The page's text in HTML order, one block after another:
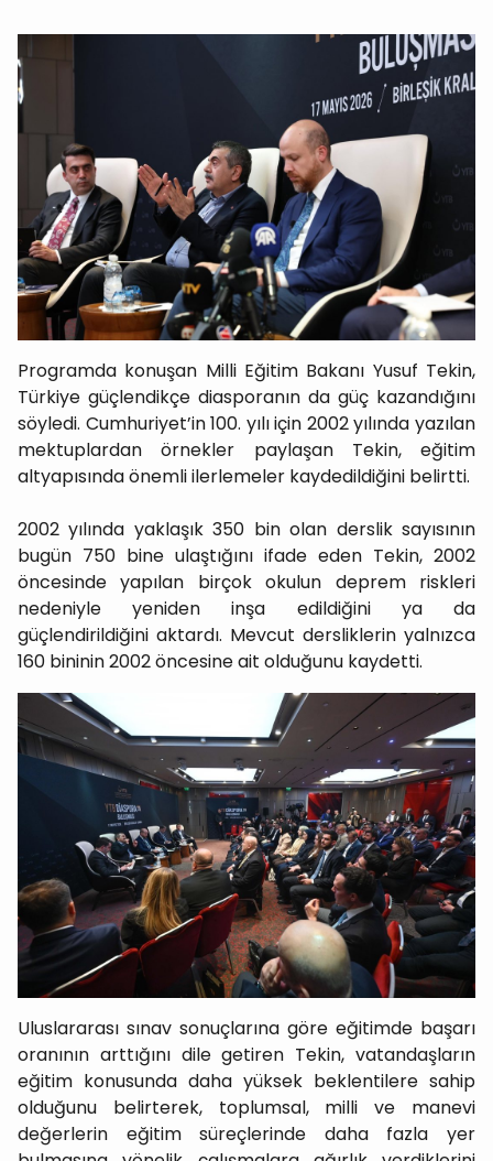
Programda konuşan Milli Eğitim Bakanı Yusuf Tekin,
Türkiye güçlendikçe diasporanın da güç kazandığını
söyledi. Cumhuriyet’in 100. yılı için 2002 yılında yazılan
mektuplardan örnekler paylaşan Tekin, eğitim
altyapısında önemli ilerlemeler kaydedildiğini belirtti.
2002 yılında yaklaşık 350 bin olan derslik sayısının
bugün 750 bine ulaştığını ifade eden Tekin, 2002
öncesinde yapılan birçok okulun deprem riskleri
nedeniyle yeniden inşa edildiğini ya da
güçlendirildiğini aktardı. Mevcut dersliklerin yalnızca
160 bininin 2002 öncesine ait olduğunu kaydetti.
Uluslararası sınav sonuçlarına göre eğitimde başarı
oranının arttığını dile getiren Tekin, vatandaşların
eğitim konusunda daha yüksek beklentilere sahip
olduğunu belirterek, toplumsal, milli ve manevi
değerlerin eğitim süreçlerinde daha fazla yer